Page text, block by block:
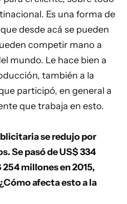
Es una forma de
desde acá se pueden
competir mano a
mundo. Le hace bien a
también a la
participó, en general a
que trabaja en esto.
se redujo por
Se pasó de US$ 334
millones en 2015,
afecta esto a la